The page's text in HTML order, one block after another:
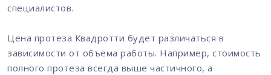
специалистов.
Цена протеза Квадротти будет различаться в
зависимости от объема работы. Например, стоимость
полного протеза всегда выше частичного, а